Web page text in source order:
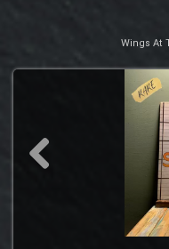
Wings At